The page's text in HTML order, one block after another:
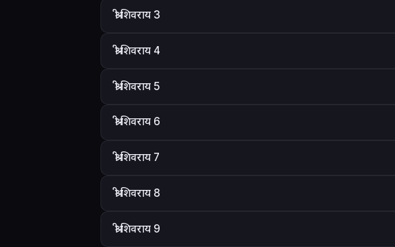
श्री शिवराय 3
श्री शिवराय 4
श्री शिवराय 5
श्री शिवराय 6
श्री शिवराय 7
श्री शिवराय 8
श्री शिवराय 9